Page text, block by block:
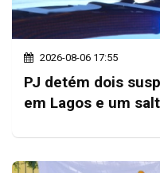
2026-08-06 17:55
PJ detém dois
em Lagos e um